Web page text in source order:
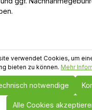
verwendet Cookies, um
bieten zu können. Mehr
notwendige
Alle Cookies